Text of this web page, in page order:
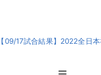
09/17試合結果】2022全日